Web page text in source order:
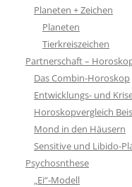
Planeten + Zeichen
Planeten
Tierkreiszeichen
Partnerschaft –
Das Combin-Horoskop
Entwicklungs- und
Horoskopvergleich
Mond in den Häusern
Sensitive und Libido-
Psychosnthese
„Ei“-Modell